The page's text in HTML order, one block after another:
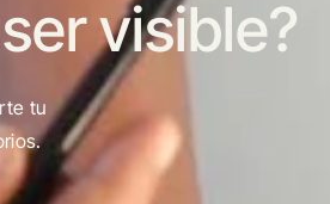
visible?
tu